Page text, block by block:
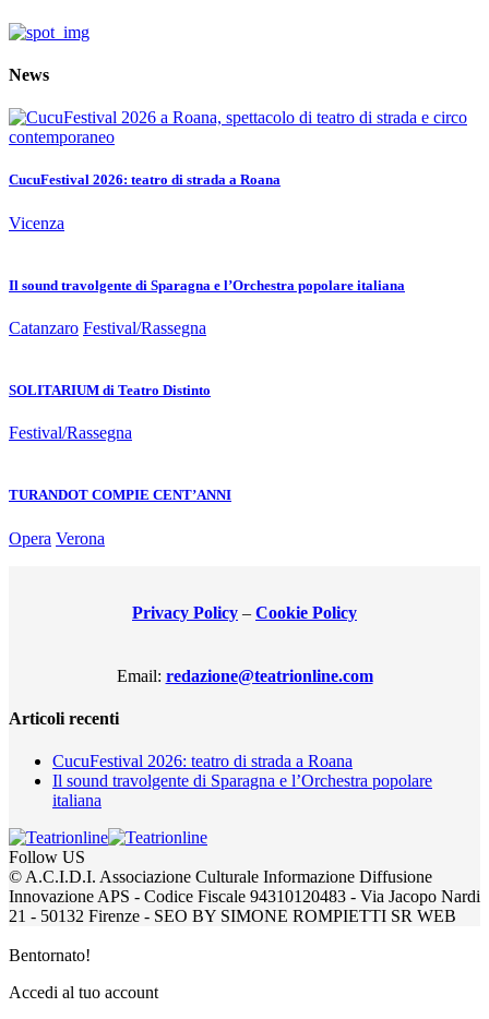
News
CucuFestival 2026: teatro di strada a Roana
Vicenza
Il sound travolgente di Sparagna e l’Orchestra popolare italiana
Catanzaro Festival/Rassegna
SOLITARIUM di Teatro Distinto
Festival/Rassegna
TURANDOT COMPIE CENT’ANNI
Opera Verona
Privacy Policy – Cookie Policy
Email: redazione@teatrionline.com
Articoli recenti
CucuFestival 2026: teatro di strada a Roana
Il sound travolgente di Sparagna e l’Orchestra popolare
italiana
Follow US
© A.C.I.D.I. Associazione Culturale Informazione Diffusione
Innovazione APS - Codice Fiscale 94310120483 - Via Jacopo Nardi
21 - 50132 Firenze - SEO BY SIMONE ROMPIETTI SR WEB
Bentornato!
Accedi al tuo account